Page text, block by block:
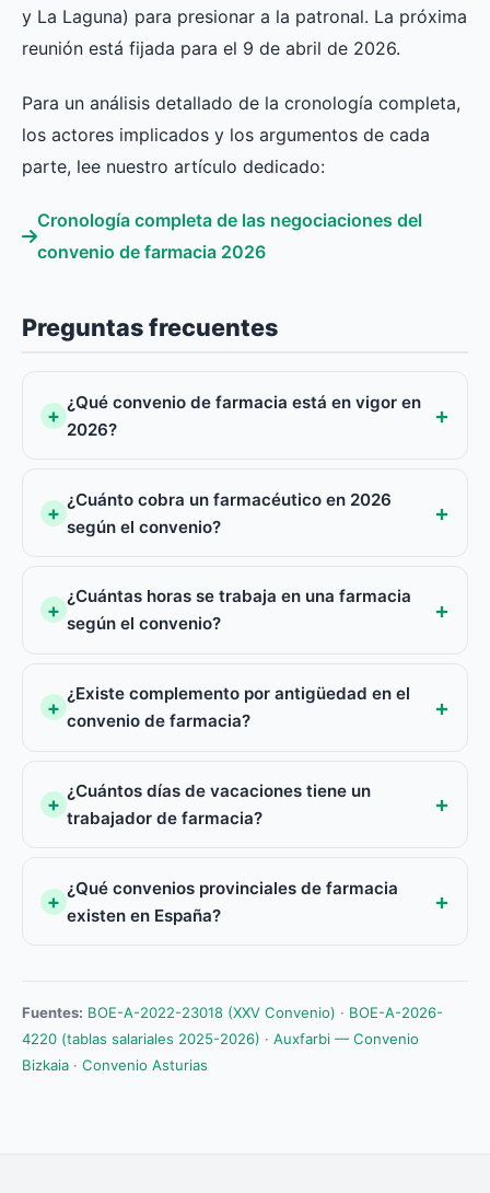
y La Laguna) para presionar a la patronal. La próxima
reunión está fijada para el 9 de abril de 2026.
Para un análisis detallado de la cronología completa,
los actores implicados y los argumentos de cada
parte, lee nuestro artículo dedicado:
Cronología completa de las negociaciones del
convenio de farmacia 2026
Preguntas frecuentes
¿Qué convenio de farmacia está en vigor en
2026?
¿Cuánto cobra un farmacéutico en 2026
según el convenio?
¿Cuántas horas se trabaja en una farmacia
según el convenio?
¿Existe complemento por antigüedad en el
convenio de farmacia?
¿Cuántos días de vacaciones tiene un
trabajador de farmacia?
¿Qué convenios provinciales de farmacia
existen en España?
Fuentes: BOE-A-2022-23018 (XXV Convenio) · BOE-A-2026-
4220 (tablas salariales 2025-2026) · Auxfarbi — Convenio
Bizkaia · Convenio Asturias